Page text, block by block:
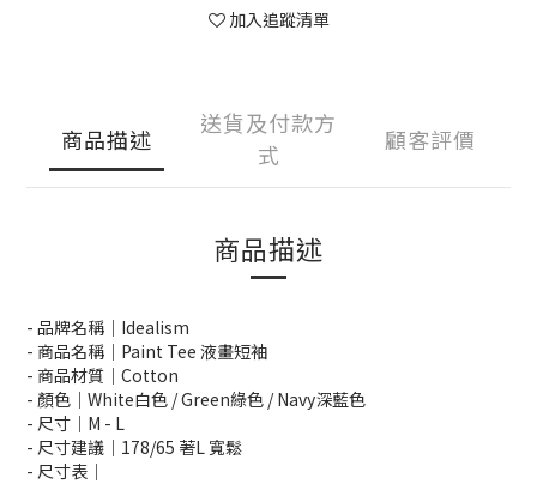
加入追蹤清單
商品描述
送貨及付款方
式
顧客評價
商品描述
- 品牌名稱｜Idealism
- 商品名稱｜Paint Tee 液畫短袖
- 商品材質｜Cotton
- 顏色｜White白色 / Green綠色 / Navy深藍色
- 尺寸｜M - L
- 尺寸建議 ｜178/65 著L 寬鬆
- 尺寸表｜